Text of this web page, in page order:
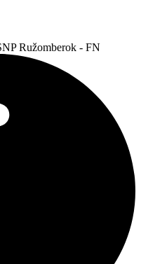
Ružomberok - FN